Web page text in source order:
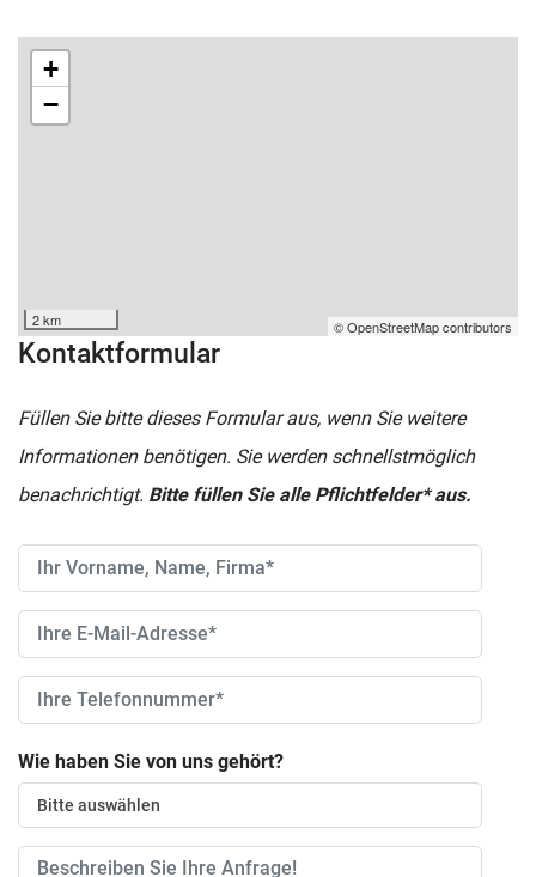
+
−
2 km © OpenStreetMap contributors
Kontaktformular
Füllen Sie bitte dieses Formular aus, wenn Sie weitere
Informationen benötigen. Sie werden schnellstmöglich
benachrichtigt. Bitte füllen Sie alle Pflichtfelder* aus.
Name,
Firma
Mail-
Adresse
Wie haben Sie von uns gehört?
Nachricht